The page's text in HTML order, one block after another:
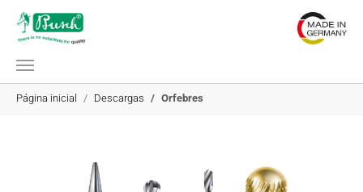
Saltar al contenido principal
Estás aquí:
Página inicial
Descargas Orfebres